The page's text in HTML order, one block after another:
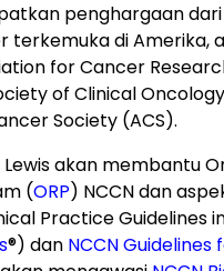
penghargaan
terkemuka di Amerika,
for Cancer
of Clinical
Society (ACS).
Lewis akan membantu
(ORP) NCCN dan
Practice Guidelines
®) dan NCCN Guidelines